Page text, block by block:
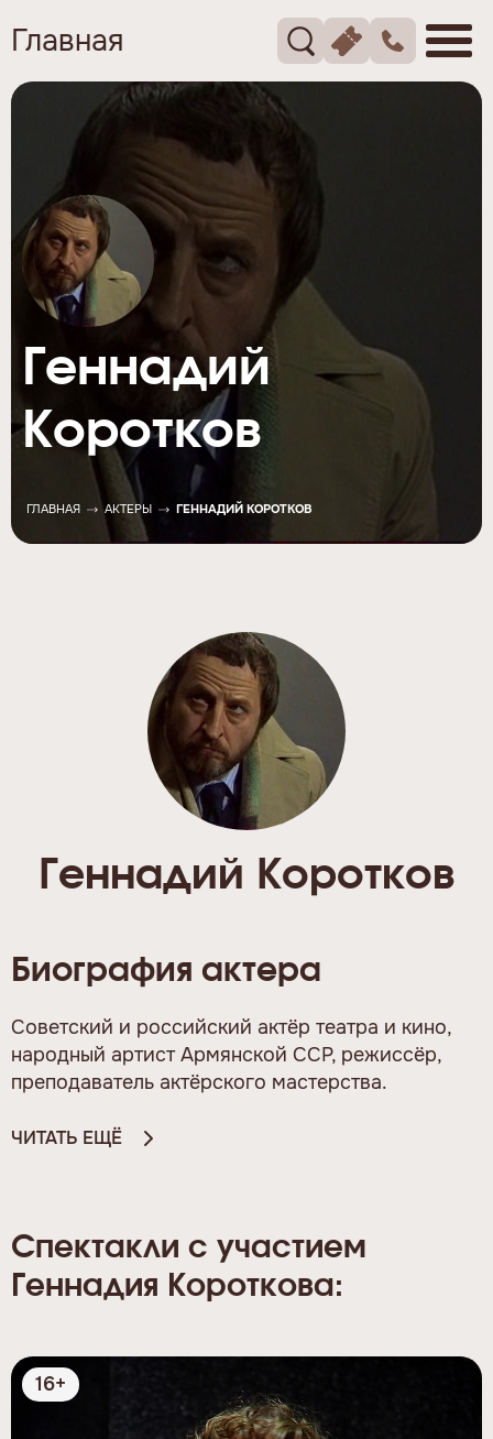
Главная
Геннадий
Коротков
ГЛАВНАЯ АКТЕРЫ ГЕННАДИЙ КОРОТКОВ
Геннадий Коротков
Биография актера
Советский и российский актёр театра и кино,
народный артист Армянской ССР, режиссёр,
преподаватель актёрского мастерства.
ЧИТАТЬ ЕЩЁ
Спектакли с участием
Геннадия Короткова:
16+